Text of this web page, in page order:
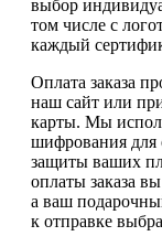
выбор
том числе с
каждый
Оплата заказа
наш сайт или
карты. Мы
шифрования для
защиты ваших
оплаты заказа
а ваш
к отправке